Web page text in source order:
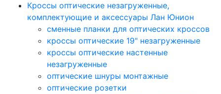
Кроссы оптические незагруженные,
комплектующие и аксессуары Лан Юнион
сменные планки для оптических кроссов
кроссы оптические 19" незагруженные
кроссы оптические настенные
незагруженные
оптические шнуры монтажные
оптические розетки